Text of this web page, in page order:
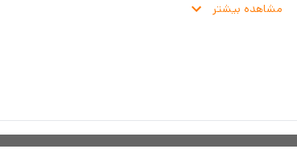
مشاهده بیشتر